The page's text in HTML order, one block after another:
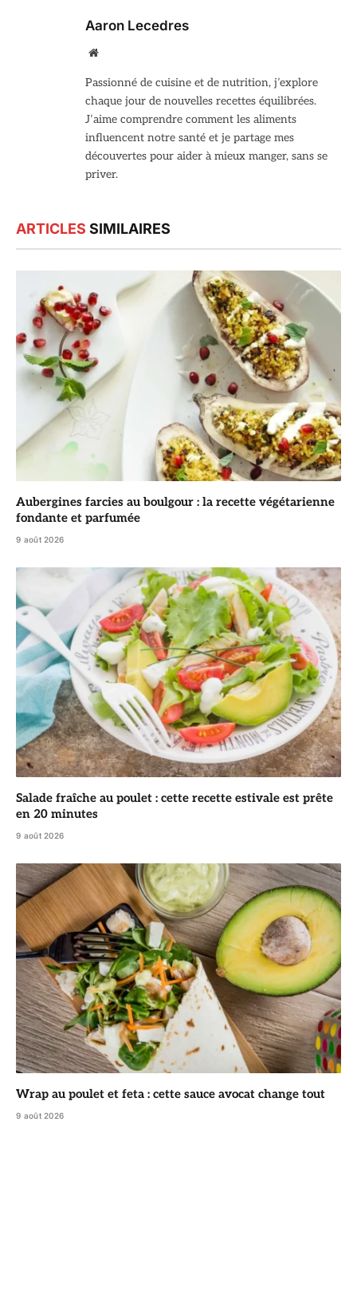
Aaron Lecedres
Site
Passionné de cuisine et de nutrition, j’explore
chaque jour de nouvelles recettes équilibrées.
J’aime comprendre comment les aliments
influencent notre santé et je partage mes
découvertes pour aider à mieux manger, sans se
priver.
ARTICLES SIMILAIRES
Aubergines farcies au boulgour : la recette végétarienne
fondante et parfumée
9 août 2026
Salade fraîche au poulet : cette recette estivale est prête
en 20 minutes
9 août 2026
Wrap au poulet et feta : cette sauce avocat change tout
9 août 2026